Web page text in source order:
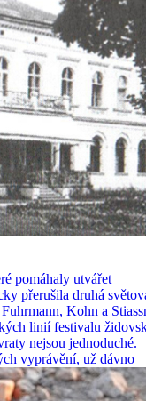
pomáhaly utvářet
přerušila druhá
Kohn a
linií festivalu
nejsou jednoduché.
vyprávění, už dávno